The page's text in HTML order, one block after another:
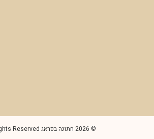
© 2026 חתונה בפראג All Rights Reserved